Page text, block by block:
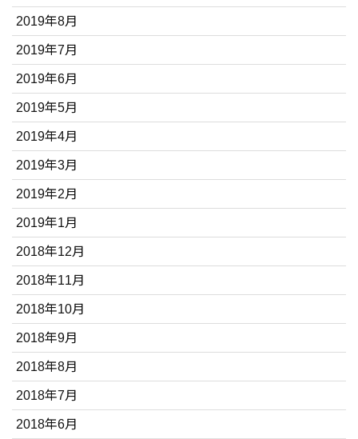
2019年8月
2019年7月
2019年6月
2019年5月
2019年4月
2019年3月
2019年2月
2019年1月
2018年12月
2018年11月
2018年10月
2018年9月
2018年8月
2018年7月
2018年6月